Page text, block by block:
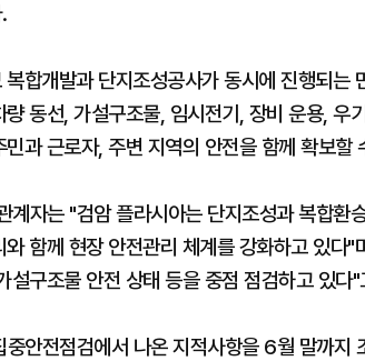
복합개발과 단지조성공사가 동시에 진행되는
량 동선, 가설구조물, 임시전기, 장비 운용, 우
민과 근로자, 주변 지역의 안전을 함께 확보할
계자는 "검암 플라시아는 단지조성과 복합환
와 함께 현장 안전관리 체계를 강화하고 있다
설구조물 안전 상태 등을 중점 점검하고 있다
중안전점검에서 나온 지적사항을 6월 말까지